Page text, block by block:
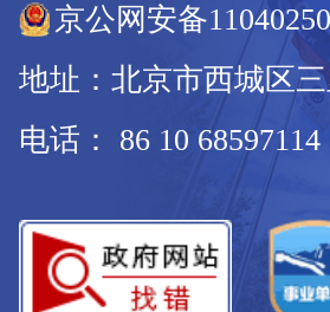
京公网安备
地址：北京市西城区
电话： 86 10